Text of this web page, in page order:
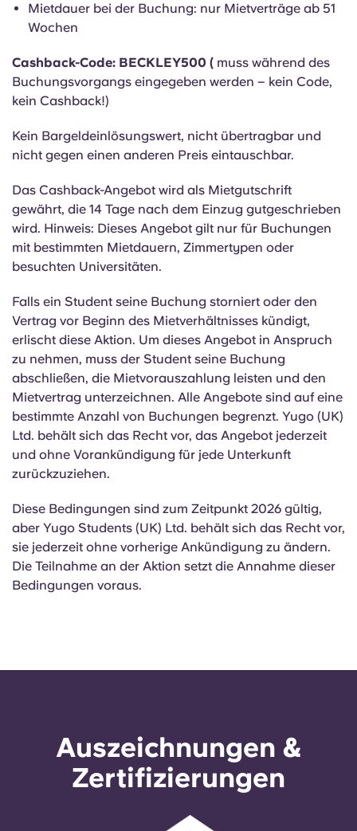
Deutsch
Italian
Portuguese
Mietdauer bei der Buchung: nur Mietverträge ab 51
Wochen
Cashback-Code: BECKLEY500 ( muss während des
Buchungsvorgangs eingegeben werden – kein Code,
kein Cashback!)
Kein Bargeldeinlösungswert, nicht übertragbar und
nicht gegen einen anderen Preis eintauschbar.
Das Cashback-Angebot wird als Mietgutschrift
gewährt, die 14 Tage nach dem Einzug gutgeschrieben
wird. Hinweis: Dieses Angebot gilt nur für Buchungen
mit bestimmten Mietdauern, Zimmertypen oder
besuchten Universitäten.
Falls ein Student seine Buchung storniert oder den
Vertrag vor Beginn des Mietverhältnisses kündigt,
erlischt diese Aktion. Um dieses Angebot in Anspruch
zu nehmen, muss der Student seine Buchung
abschließen, die Mietvorauszahlung leisten und den
Mietvertrag unterzeichnen. Alle Angebote sind auf eine
bestimmte Anzahl von Buchungen begrenzt. Yugo (UK)
Ltd. behält sich das Recht vor, das Angebot jederzeit
und ohne Vorankündigung für jede Unterkunft
zurückzuziehen.
Diese Bedingungen sind zum Zeitpunkt 2026 gültig,
aber Yugo Students (UK) Ltd. behält sich das Recht vor,
sie jederzeit ohne vorherige Ankündigung zu ändern.
Die Teilnahme an der Aktion setzt die Annahme dieser
Bedingungen voraus.
Auszeichnungen &
Zertifizierungen